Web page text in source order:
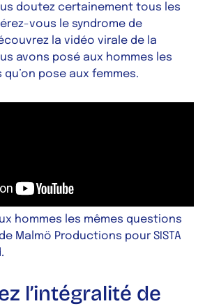
doutez certainement tous les
vous le syndrome de
la vidéo virale de la
avons posé aux hommes les
pose aux femmes.
hommes les mêmes questions
Malmö Productions pour SISTA
l’intégralité de